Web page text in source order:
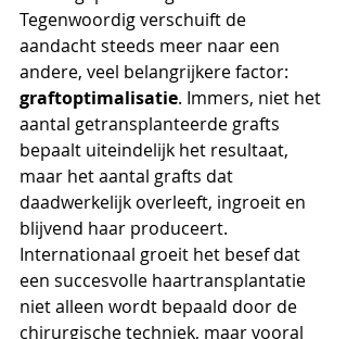
Tegenwoordig verschuift de
aandacht steeds meer naar een
andere, veel belangrijkere factor:
graftoptimalisatie. Immers, niet het
aantal getransplanteerde grafts
bepaalt uiteindelijk het resultaat,
maar het aantal grafts dat
daadwerkelijk overleeft, ingroeit en
blijvend haar produceert.
Internationaal groeit het besef dat
een succesvolle haartransplantatie
niet alleen wordt bepaald door de
chirurgische techniek, maar vooral